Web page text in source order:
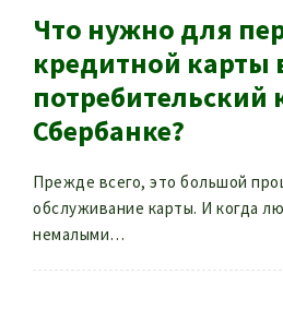
Что нужно для
кредитной карты
потребительский
Сбербанке?
Прежде всего, это большой
обслуживание карты. И когда
немалыми…